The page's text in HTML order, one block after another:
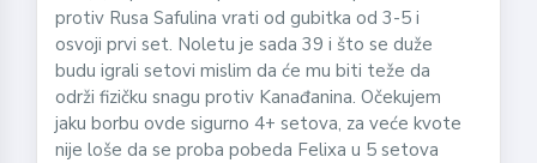
protiv Rusa Safulina vrati od gubitka od 3-5 i
osvoji prvi set. Noletu je sada 39 i što se duže
budu igrali setovi mislim da će mu biti teže da
održi fizičku snagu protiv Kanađanina. Očekujem
jaku borbu ovde sigurno 4+ setova, za veće kvote
nije loše da se proba pobeda Felixa u 5 setova